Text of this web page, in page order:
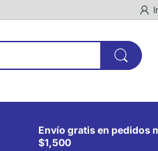
Envío gratis en pedidos
$1,500